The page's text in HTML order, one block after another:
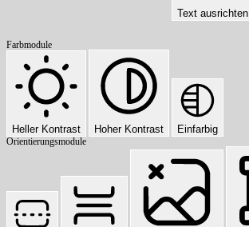
Text ausrichten
Farbmodule
Heller Kontrast Hoher Kontrast Einfarbig
Orientierungsmodule